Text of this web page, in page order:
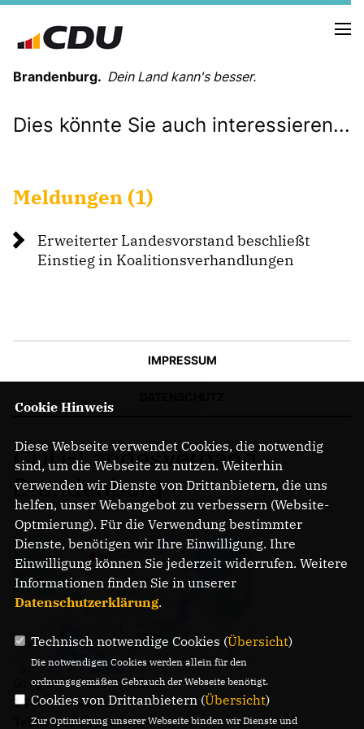
Brandenburg. Dein Land kann's besser.
MELDUNGEN
LANDESVORSTAND
ORGANISATION
KREISVERBÄNDE
PARTEIGESCHICHTE
PARTEIGERICHT
NEWSLETTER ABONNIEREN
BILDER
PROGRAMME
WICHTIGE BESCHLÜSSE DER CDU BRANDENBURG
75 JAHRE CDU BRANDENBURG
SPENDEN
Mitglied werden
Dies könnte Sie auch interessieren...
Meldungen (1)
Erweiterter Landesvorstand beschließt
Einstieg in Koalitionsverhandlungen
IMPRESSUM
CDU-Landesverband
Brandenburg
Gregor-Mendel-Straße 3
14469 Potsdam
Telefon: (0331) 620 14 - 0
Cookie Hinweis
Diese Webseite verwendet Cookies, die notwendig
sind, um die Webseite zu nutzen. Weiterhin
verwenden wir Dienste von Drittanbietern, die uns
helfen, unser Webangebot zu verbessern (Website-
Optmierung). Für die Verwendung bestimmter
Dienste, benötigen wir Ihre Einwilligung. Ihre
Einwilligung können Sie jederzeit widerrufen. Weitere
Informationen finden Sie in unserer
Datenschutzerklärung.
Technisch notwendige Cookies (Übersicht)
Die notwendigen Cookies werden allein für den
ordnungsgemäßen Gebrauch der Webseite benötigt.
Cookies von Drittanbietern (Übersicht)
Zur Optimierung unserer Webseite binden wir Dienste und